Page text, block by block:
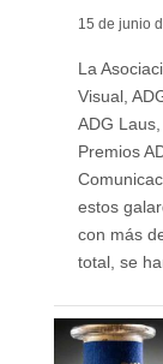
15 de junio
La
Visual,
ADG
Premios
estos
con más
total, se